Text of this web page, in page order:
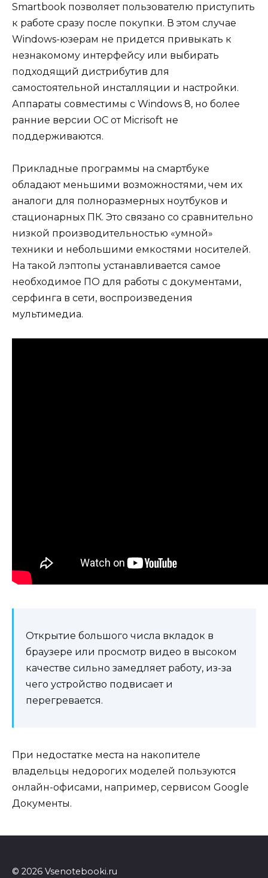
Smartbook позволяет пользователю приступить
к работе сразу после покупки. В этом случае
Windows-юзерам не придется привыкать к
незнакомому интерфейсу или выбирать
подходящий дистрибутив для
самостоятельной инсталляции и настройки.
Аппараты совместимы с Windows 8, но более
ранние версии ОС от Micrisoft не
поддерживаются.
Прикладные программы на смартбуке
обладают меньшими возможностями, чем их
аналоги для полноразмерных ноутбуков и
стационарных ПК. Это связано со сравнительно
низкой производительностью «умной»
техники и небольшими емкостями носителей.
На такой лэптопы устанавливается самое
необходимое ПО для работы с документами,
серфинга в сети, воспроизведения
мультимедиа.
Открытие большого числа вкладок в
браузере или просмотр видео в высоком
качестве сильно замедляет работу, из-за
чего устройство подвисает и
перегревается.
При недостатке места на накопителе
владельцы недорогих моделей пользуются
онлайн-офисами, например, сервисом Google
Документы.
© 2026 Vsenotebooki.ru